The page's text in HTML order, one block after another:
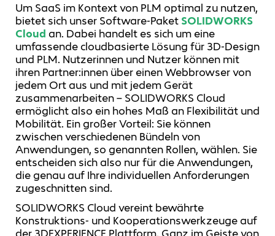
Um SaaS im Kontext von PLM optimal zu nutzen,
bietet sich unser Software-Paket SOLIDWORKS
Cloud an. Dabei handelt es sich um eine
umfassende cloudbasierte Lösung für 3D-Design
und PLM. Nutzerinnen und Nutzer können mit
ihren Partner:innen über einen Webbrowser von
jedem Ort aus und mit jedem Gerät
zusammenarbeiten – SOLIDWORKS Cloud
ermöglicht also ein hohes Maß an Flexibilität und
Mobilität. Ein großer Vorteil: Sie können
zwischen verschiedenen Bündeln von
Anwendungen, so genannten Rollen, wählen. Sie
entscheiden sich also nur für die Anwendungen,
die genau auf Ihre individuellen Anforderungen
zugeschnitten sind.
SOLIDWORKS Cloud vereint bewährte
Konstruktions- und Kooperationswerkzeuge auf